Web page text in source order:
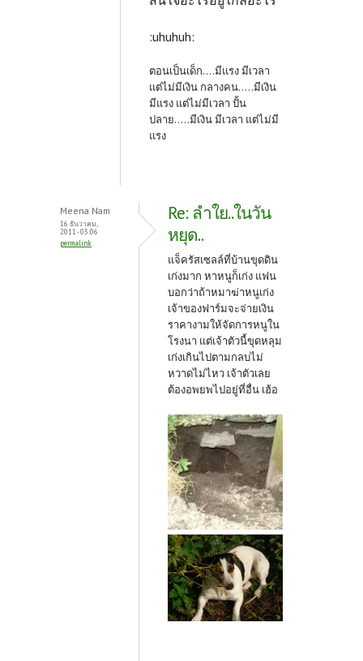
:uhuhuh:
ตอนเป็นเด็ก....มีแรง มีเวลา
แต่ไม่มีเงิน กลางคน.....มีเงิน
มีแรง แต่ไม่มีเวลา ปั้น
ปลาย.....มีเงิน มีเวลา แต่ไม่มี
แรง
Meena Nam
16 ธันวาคม,
2011 - 03:06
permalink
Re: ลำใย..ในวัน
หยุด..
แจ็ครัสเซลล์ที่บ้านขุดดิน
เก่งมาก หาหนูก็เก่ง แฟน
บอกว่าถ้าหมาฆ่าหนูเก่ง
เจ้าของฟาร์มจะจ่ายเงิน
ราคางามให้จัดการหนูใน
โรงนา แต่เจ้าตัวนี้ขุดหลุม
เก่งเกินไปตามกลบไม่
หวาดไม่ไหว เจ้าตัวเลย
ต้องอพยพไปอยู่ที่อื่น เฮ้อ